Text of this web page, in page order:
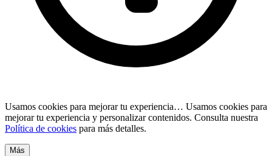
Usamos cookies para mejorar tu experiencia… Usamos cookies para
mejorar tu experiencia y personalizar contenidos. Consulta nuestra
Política de cookies para más detalles.
Más